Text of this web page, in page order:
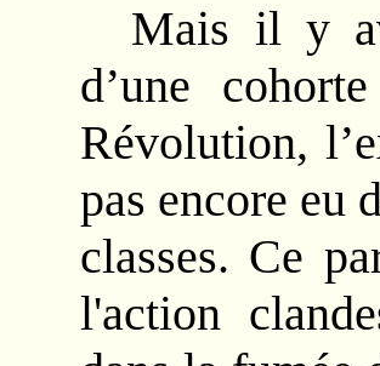
Mais il y
d’une
Révolution,
pas encore eu
classes. Ce
l'action